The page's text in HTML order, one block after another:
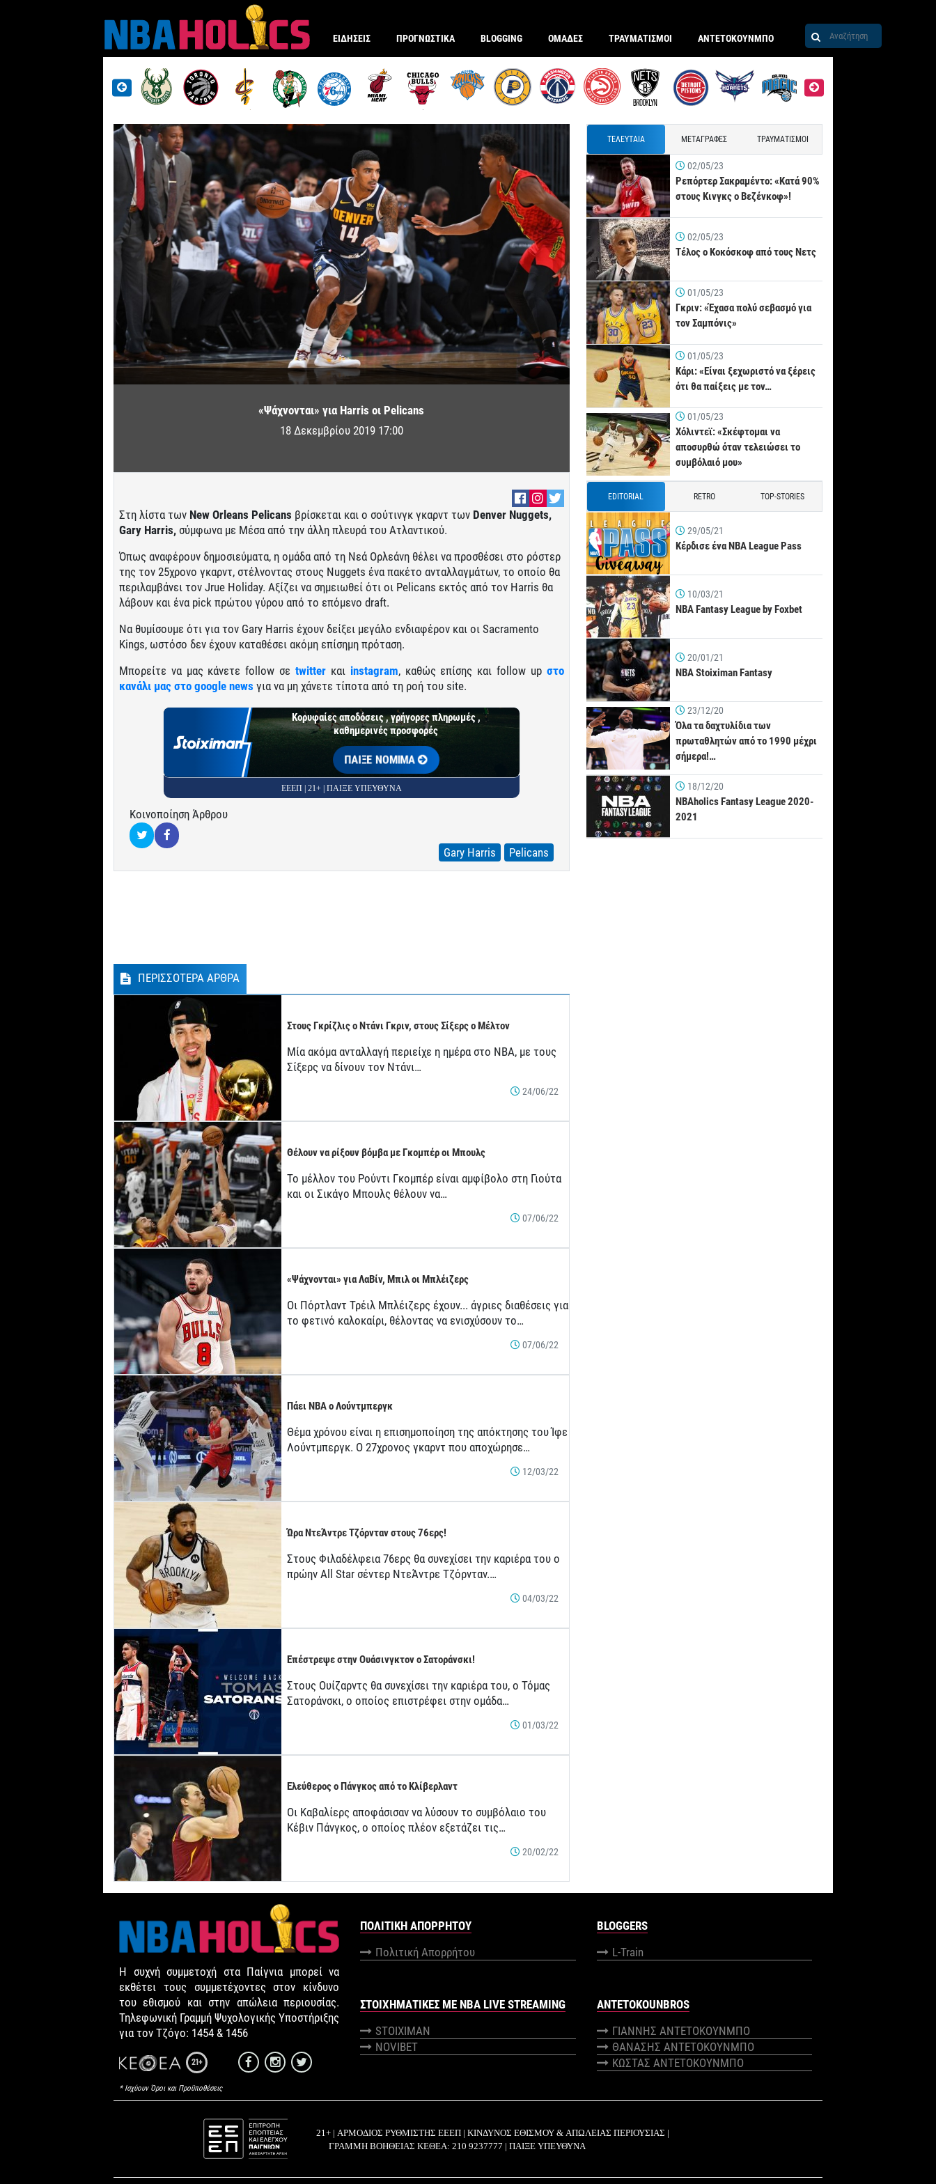
ΕΙΔΗΣΕΙΣ ΠΡΟΓΝΩΣΤΙΚΑ BLOGGING ΟΜΑΔΕΣ ΤΡΑΥΜΑΤΙΣΜΟΙ ΑΝΤΕΤΟΚΟΥΝΜΠΟ
«Ψάχνονται» για Harris οι Pelicans
18 Δεκεμβρίου 2019 17:00
Στη λίστα των New Orleans Pelicans βρίσκεται και ο σούτινγκ γκαρντ των Denver Nuggets,
Gary Harris, σύμφωνα με Μέσα από την άλλη πλευρά του Ατλαντικού.
Όπως αναφέρουν δημοσιεύματα, η ομάδα από τη Νεά Ορλεάνη θέλει να προσθέσει στο ρόστερ
της τον 25χρονο γκαρντ, στέλνοντας στους Nuggets ένα πακέτο ανταλλαγμάτων, το οποίο θα
περιλαμβάνει τον Jrue Holiday. Αξίζει να σημειωθεί ότι οι Pelicans εκτός από τον Harris θα
λάβουν και ένα pick πρώτου γύρου από το επόμενο draft.
Να θυμίσουμε ότι για τον Gary Harris έχουν δείξει μεγάλο ενδιαφέρον και οι Sacramento
Kings, ωστόσο δεν έχουν καταθέσει ακόμη επίσημη πρόταση.
Μπορείτε να μας κάνετε follow σε twitter και instagram, καθώς επίσης και follow up στο
κανάλι μας στο google news για να μη χάνετε τίποτα από τη ροή του site.
Κορυφαίες αποδόσεις , γρήγορες πληρωμές ,
καθημερινές προσφορές
ΠΑΙΞΕ ΝΟΜΙΜΑ
ΕΕΕΠ | 21+ | ΠΑΙΞΕ ΥΠΕΥΘΥΝΑ
Κοινοποίηση Άρθρου
Gary Harris Pelicans
ΠΕΡΙΣΣΟΤΕΡΑ ΑΡΘΡΑ
Στους Γκρίζλις ο Ντάνι Γκριν, στους Σίξερς ο Μέλτον
Μία ακόμα ανταλλαγή περιείχε η ημέρα στο ΝΒΑ, με τους
Σίξερς να δίνουν τον Ντάνι…
24/06/22
Θέλουν να ρίξουν βόμβα με Γκομπέρ οι Μπουλς
Το μέλλον του Ρούντι Γκομπέρ είναι αμφίβολο στη Γιούτα
και οι Σικάγο Μπουλς θέλουν να…
07/06/22
«Ψάχνονται» για ΛαΒίν, Μπιλ οι Μπλέιζερς
Οι Πόρτλαντ Τρέιλ Μπλέιζερς έχουν... άγριες διαθέσεις για
το φετινό καλοκαίρι, θέλοντας να ενισχύσουν το…
07/06/22
Πάει NBA ο Λούντμπεργκ
Θέμα χρόνου είναι η επισημοποίηση της απόκτησης του Ίφε
Λούντμπεργκ. Ο 27χρονος γκαρντ που αποχώρησε…
12/03/22
Ώρα ΝτεΆντρε Τζόρνταν στους 76ερς!
Στους Φιλαδέλφεια 76ερς θα συνεχίσει την καριέρα του ο
πρώην All Star σέντερ ΝτεΆντρε Τζόρνταν.…
04/03/22
Επέστρεψε στην Ουάσινγκτον ο Σατοράνσκι!
Στους Ουίζαρντς θα συνεχίσει την καριέρα του, ο Τόμας
Σατοράνσκι, ο οποίος επιστρέφει στην ομάδα…
01/03/22
Ελεύθερος ο Πάνγκος από το Κλίβερλαντ
Οι Καβαλίερς αποφάσισαν να λύσουν το συμβόλαιο του
Κέβιν Πάνγκος, ο οποίος πλέον εξετάζει τις…
20/02/22
ΤΕΛΕΥΤΑΙΑ ΜΕΤΑΓΡΑΦΕΣ ΤΡΑΥΜΑΤΙΣΜΟΙ
02/05/23
Ρεπόρτερ Σακραμέντο: «Κατά 90%
στους Κινγκς ο Βεζένκοφ»!
02/05/23
Τέλος ο Κοκόσκοφ από τους Νετς
01/05/23
Γκριν: «Έχασα πολύ σεβασμό για
τον Σαμπόνις»
01/05/23
Κάρι: «Είναι ξεχωριστό να ξέρεις
ότι θα παίξεις με τον…
01/05/23
Χόλιντεϊ: «Σκέφτομαι να
αποσυρθώ όταν τελειώσει το
συμβόλαιό μου»
EDITORIAL RETRO TOP-STORIES
29/05/21
Κέρδισε ένα NBA League Pass
10/03/21
NBA Fantasy League by Foxbet
20/01/21
NBA Stoiximan Fantasy
23/12/20
Όλα τα δαχτυλίδια των
πρωταθλητών από το 1990 μέχρι
σήμερα!…
18/12/20
NBAholics Fantasy League 2020-
2021
Η συχνή συμμετοχή στα Παίγνια μπορεί να
εκθέτει τους συμμετέχοντες στον κίνδυνο
του εθισμού και στην απώλεια περιουσίας.
Τηλεφωνική Γραμμή Ψυχολογικής Υποστήριξης
για τον Τζόγο: 1454 & 1456
21+
* Ισχύουν Όροι και Προϋποθέσεις
ΠΟΛΙΤΙΚΉ ΑΠΟΡΡΉΤΟΥ
Πολιτική Απορρήτου
BLOGGERS
L-Train
ΣΤΟΙΧΗΜΑΤΙΚΕΣ ΜΕ NBA LIVE STREAMING
STOIXIMAN
NOVIBET
ANTETOKOUNBROS
ΓΙΑΝΝΗΣ ΑΝΤΕΤΟΚΟΥΝΜΠΟ
ΘΑΝΑΣΗΣ ΑΝΤΕΤΟΚΟΥΝΜΠΟ
ΚΩΣΤΑΣ ΑΝΤΕΤΟΚΟΥΝΜΠΟ